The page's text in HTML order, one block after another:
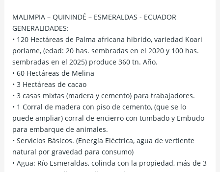
MALIMPIA – QUININDÉ – ESMERALDAS - ECUADOR
GENERALIDADES:
• 120 Hectáreas de Palma africana hibrido, variedad Koari
porlame, (edad: 20 has. sembradas en el 2020 y 100 has.
sembradas en el 2025) produce 360 tn. Año.
• 60 Hectáreas de Melina
• 3 Hectáreas de cacao
• 3 casas mixtas (madera y cemento) para trabajadores.
• 1 Corral de madera con piso de cemento, (que se lo
puede ampliar) corral de encierro con tumbado y Embudo
para embarque de animales.
• Servicios Básicos. (Energía Eléctrica, agua de vertiente
natural por gravedad para consumo)
• Agua: Río Esmeraldas, colinda con la propiedad, más de 3